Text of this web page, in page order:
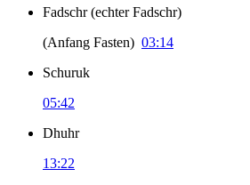
Fadschr (echter Fadschr)
(Anfang Fasten) 03:14
Schuruk
05:42
Dhuhr
13:22